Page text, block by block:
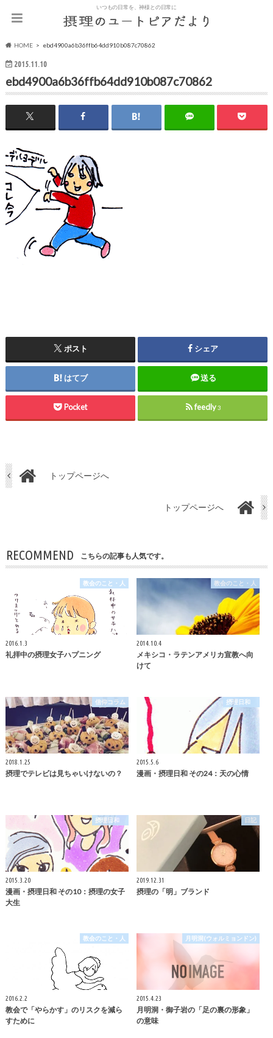
いつもの日常を、神様との日常に
HOME ebd4900a6b36ffb64dd910b087c70862
2015.11.10
ebd4900a6b36ffb64dd910b087c70862
ポスト シェア
はてブ 送る
Pocket feedly3
トップページへ
トップページへ
RECOMMEND こちらの記事も人気です。
教会のこと・人
2016.1.3
礼拝中の摂理女子ハプニング
教会のこと・人
2014.10.4
メキシコ・ラテンアメリカ宣教へ向
けて
信仰コラム
2018.1.25
摂理でテレビは見ちゃいけないの？
摂理日和
2015.5.6
漫画・摂理日和 その24：天の心情
摂理日和
2015.3.20
漫画・摂理日和 その10：摂理の女子
大生
日記
2019.12.31
摂理の「明」ブランド
教会のこと・人
2016.2.2
教会で「やらかす」のリスクを減ら
すために
月明洞(ウォルミョンドン)
2015.4.23
月明洞・御子岩の「足の裏の形象」
の意味